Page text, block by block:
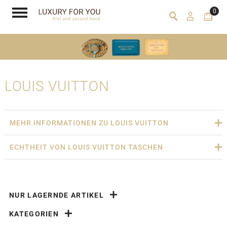
0
LOUIS VUITTON
MEHR INFORMATIONEN ZU LOUIS VUITTON
ECHTHEIT VON LOUIS VUITTON TASCHEN
NUR LAGERNDE ARTIKEL
KATEGORIEN